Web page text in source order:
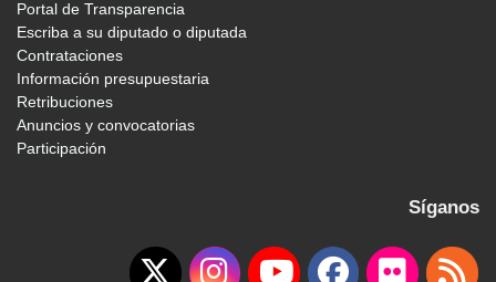
Portal de Transparencia
Escriba a su diputado o diputada
Contrataciones
Información presupuestaria
Retribuciones
Anuncios y convocatorias
Participación
Síganos